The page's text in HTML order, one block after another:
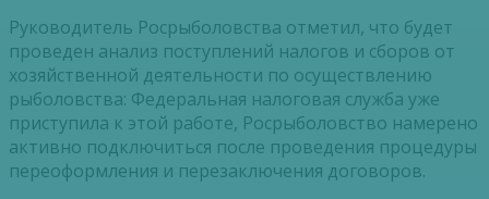
Руководитель Росрыболовства отметил, что будет
проведен анализ поступлений налогов и сборов от
хозяйственной деятельности по осуществлению
рыболовства: Федеральная налоговая служба уже
приступила к этой работе, Росрыболовство намерено
активно подключиться после проведения процедуры
переоформления и перезаключения договоров.